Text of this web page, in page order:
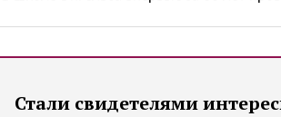
Стали свидетелями